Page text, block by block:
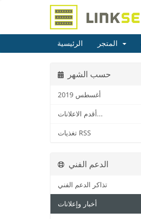
الرئيسية
حسب الشهر
أغسطس 2019
أقدم الاعلانات...
تغذيات RSS
الدعم الفني
تذاكر الدعم الفني
أخبار وإعلانات